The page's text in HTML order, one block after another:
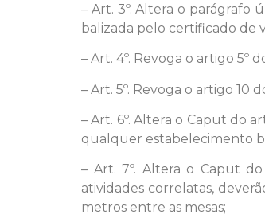
– Art. 3º. Altera o parágrafo
balizada pelo certificado de
– Art. 4º. Revoga o artigo 5º
– Art. 5º. Revoga o artigo 10
– Art. 6º. Altera o Caput do
qualquer estabelecimento
– Art. 7º. Altera o Caput
atividades correlatas,
metros entre as mesas;